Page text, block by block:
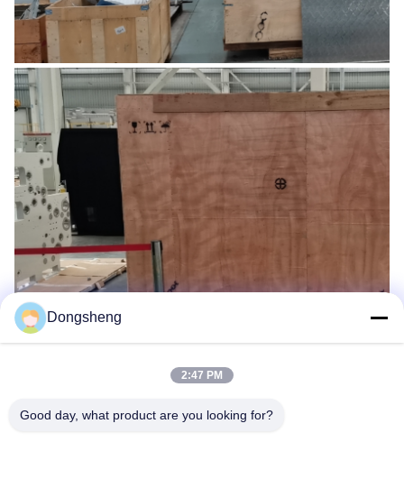
Dongsheng
2:47 PM
Good day, what product are you looking for?